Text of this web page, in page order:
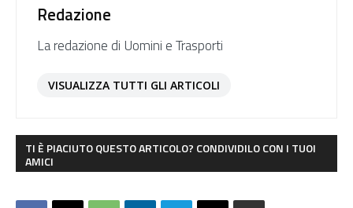
Redazione
La redazione di Uomini e Trasporti
VISUALIZZA TUTTI GLI ARTICOLI
TI È PIACIUTO QUESTO ARTICOLO? CONDIVIDILO CON I TUOI
AMICI